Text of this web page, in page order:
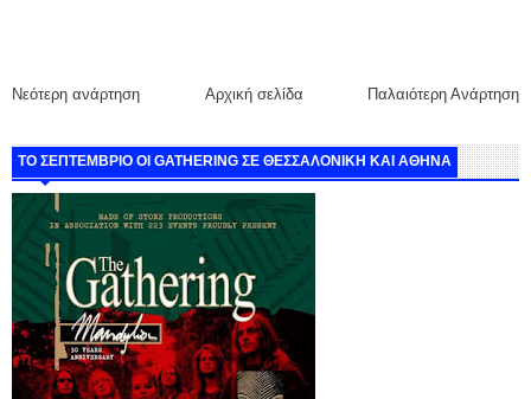
Νεότερη ανάρτηση Παλαιότερη Ανάρτηση
Αρχική σελίδα
ΤΟ ΣΕΠΤΕΜΒΡΙΟ ΟΙ GATHERING ΣΕ ΘΕΣΣΑΛΟΝΙΚΗ ΚΑΙ ΑΘΗΝΑ